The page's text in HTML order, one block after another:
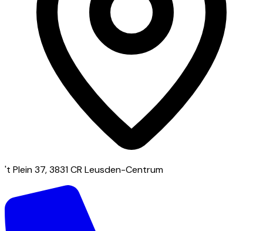
't Plein 37, 3831 CR Leusden-Centrum